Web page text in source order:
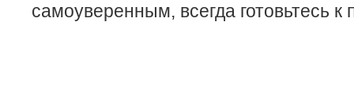
самоуверенным, всегда готовьтесь к